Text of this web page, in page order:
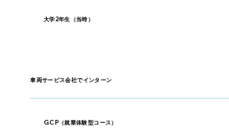
大学2年生（当時）
車両サービス会社でインターン
GCP（就業体験型コース）